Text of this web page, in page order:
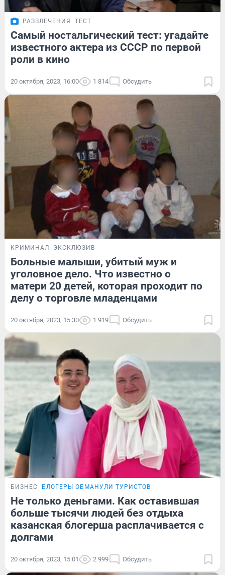
РАЗВЛЕЧЕНИЯ ТЕСТ
Самый ностальгический тест: угадайте
известного актера из СССР по первой
роли в кино
20 октября, 2023, 16:00 1 814 Обсудить
КРИМИНАЛ ЭКСКЛЮЗИВ
Больные малыши, убитый муж и
уголовное дело. Что известно о
матери 20 детей, которая проходит по
делу о торговле младенцами
20 октября, 2023, 15:30 1 919 Обсудить
БИЗНЕС БЛОГЕРЫ ОБМАНУЛИ ТУРИСТОВ
Не только деньгами. Как оставившая
больше тысячи людей без отдыха
казанская блогерша расплачивается с
долгами
20 октября, 2023, 15:01 2 999 Обсудить